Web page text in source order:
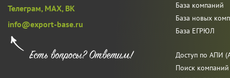
Телеграм, MAX, ВК
info@export-base.ru
База компаний
База новых
База ЕГРЮЛ
Доступ по АПИ
Поиск